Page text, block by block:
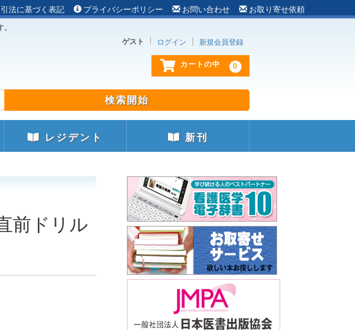
法に基づく表記 プライバシーポリシー お問い合わせ お取り寄せ依頼
ゲスト ログイン 新規会員登録
カートの中 0
レジデント 新刊
前ドリル